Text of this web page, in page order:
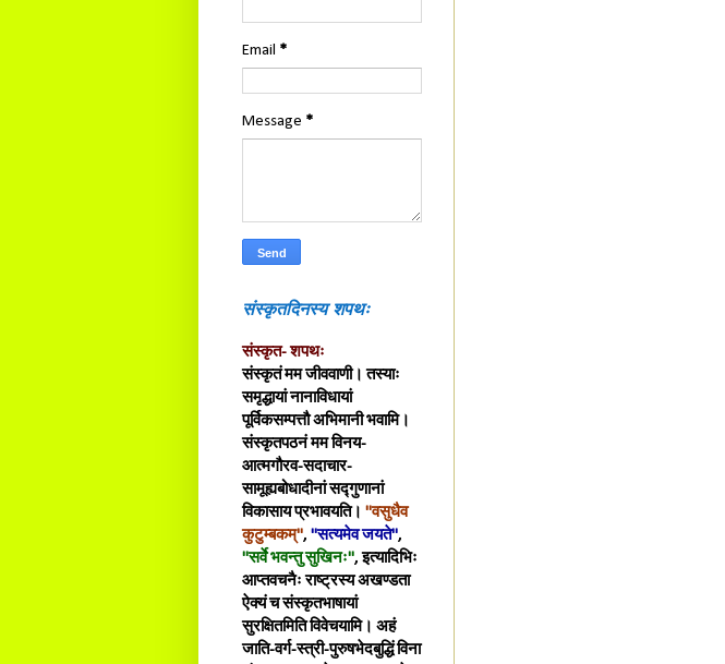
Email *
Message *
संस्कृतदिनस्य शपथः
संस्कृत- शपथः
संस्कृतं मम जीववाणी। तस्याः
समृद्धायां नानाविधायां
पूर्विकसम्पत्तौ अभिमानी भवामि।
संस्कृतपठनं मम विनय-
आत्मगौरव-सदाचार-
सामूह्यबोधादीनां सद्गुणानां
विकासाय प्रभावयति। "वसुधैव
कुटुम्बकम्", "सत्यमेव जयते",
"सर्वे भवन्तु सुखिनः", इत्यादिभिः
आप्तवचनैः राष्ट्रस्य अखण्डता
ऐक्यं च संस्कृतभाषायां
सुरक्षितमिति विवेचयामि। अहं
जाति-वर्ग-स्त्री-पुरुषभेदबुद्धिं विना